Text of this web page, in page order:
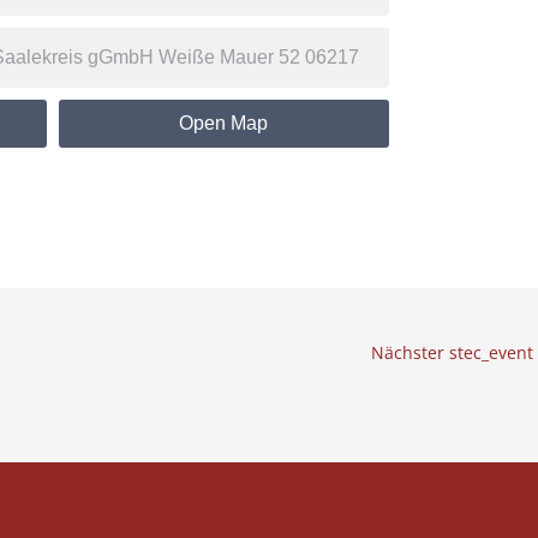
Open Map
Nächster stec_event